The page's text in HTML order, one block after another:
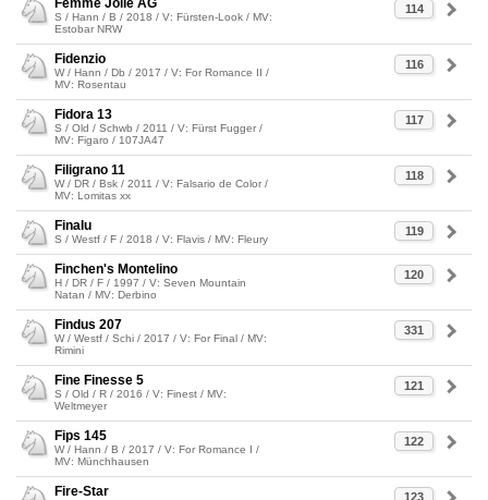
114
Femme Jolie AG
S / Hann / B / 2018 / V: Fürsten-Look / MV:
Estobar NRW
116
Fidenzio
W / Hann / Db / 2017 / V: For Romance II /
MV: Rosentau
117
Fidora 13
S / Old / Schwb / 2011 / V: Fürst Fugger /
MV: Figaro / 107JA47
118
Filigrano 11
W / DR / Bsk / 2011 / V: Falsario de Color /
MV: Lomitas xx
119
Finalu
S / Westf / F / 2018 / V: Flavis / MV: Fleury
120
Finchen's Montelino
H / DR / F / 1997 / V: Seven Mountain
Natan / MV: Derbino
331
Findus 207
W / Westf / Schi / 2017 / V: For Final / MV:
Rimini
121
Fine Finesse 5
S / Old / R / 2016 / V: Finest / MV:
Weltmeyer
122
Fips 145
W / Hann / B / 2017 / V: For Romance I /
MV: Münchhausen
123
Fire-Star